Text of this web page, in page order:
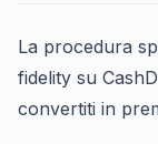
La procedura
fidelity su
convertiti in